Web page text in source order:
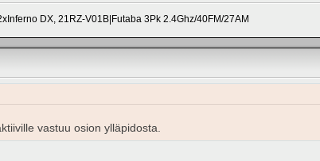
DX, 21RZ-V01B|Futaba 3Pk 2.4Ghz/40FM/27AM
vastuu osion ylläpidosta.